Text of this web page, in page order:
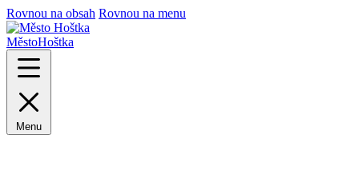
Rovnou na obsah Rovnou na menu
MěstoHoštka
Menu